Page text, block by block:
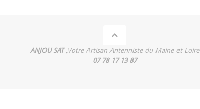
ANJOU SAT,Votre Artisan Antenniste du Maine et Loire
07 78 17 13 87